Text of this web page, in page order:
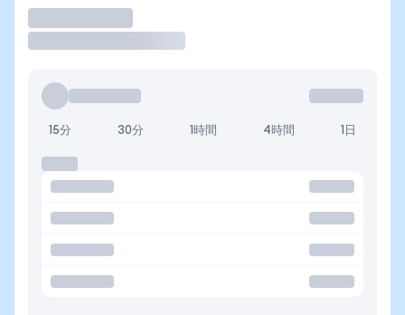
15分 30分 1時間 4時間 1日